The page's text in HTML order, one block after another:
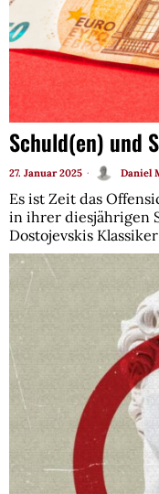
Schuld(en) und
27. Januar 2025 Daniel
Es ist Zeit das
in ihrer diesjährigen
Dostojevskis